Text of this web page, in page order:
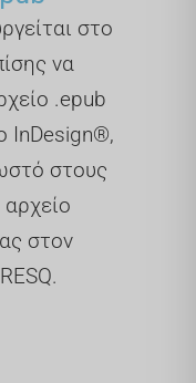
στο
να
.epub
InDesign®,
στους
στον